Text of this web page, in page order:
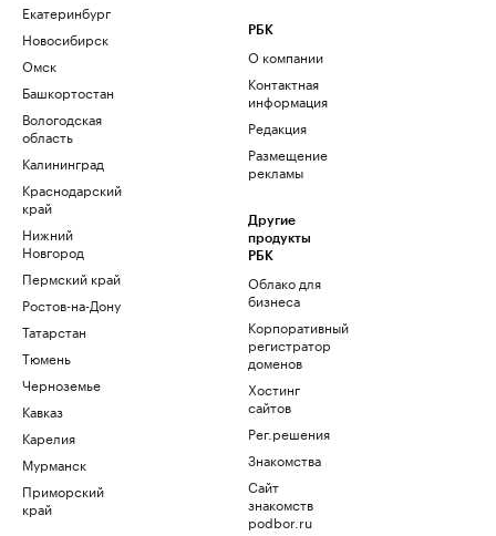
Екатеринбург
Новосибирск
Омск
Башкортостан
Вологодская
область
Калининград
Краснодарский
край
Нижний
Новгород
Пермский край
Ростов-на-Дону
Татарстан
Тюмень
Черноземье
Кавказ
Карелия
Мурманск
Приморский
край
РБК
О компании
Контактная
информация
Редакция
Размещение
рекламы
Другие
продукты
РБК
Облако для
бизнеса
Корпоративный
регистратор
доменов
Хостинг
сайтов
Рег.решения
Знакомства
Сайт
знакомств
podbor.ru